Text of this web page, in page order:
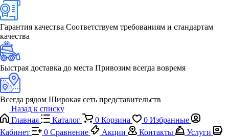
Гарантия качества Соответствуем требованиям и стандартам
качества
Быстрая доставка до места Привозим всегда вовремя
Всегда рядом Широкая сеть представительств
Назад к списку
Главная
Каталог 0 Корзина 0 Избранные
Кабинет
0 Сравнение Акции Контакты
Услуги